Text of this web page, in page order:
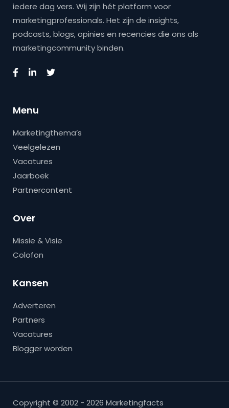
iedere dag vers. Wij zijn hét platform voor
marketingprofessionals. Het zijn de insights,
podcasts, blogs, opinies en recencies die ons als
marketingcommunity binden.
Menu
Marketingthema’s
Veelgelezen
Vacatures
Jaarboek
Partnercontent
Over
Missie & Visie
Colofon
Kansen
Adverteren
Partners
Vacatures
Blogger worden
Copyright © 2002 - 2026 Marketingfacts